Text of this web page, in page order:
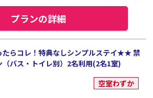
プランの詳細
らコレ！特典なしシンプルステイ★★ 禁
バス・トイレ別）2名利用(2名1室)
空室わずか